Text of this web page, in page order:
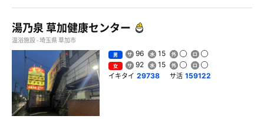
湯乃泉 草加健康センター
温浴施設 - 埼玉県 草加市
男 96 15
女 92 15
イキタイ 29738 サ活 159122